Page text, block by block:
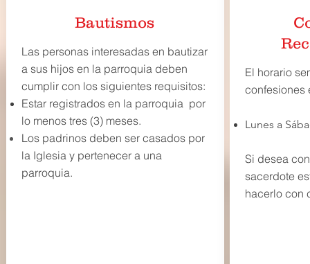
Bautismos
Las personas interesadas en bautizar
a sus hijos en la parroquia deben
cumplir con los siguientes requisitos:
Estar registrados en la parroquia por
lo menos tres (3) meses.
Los padrinos deben ser casados por
la Iglesia y pertenecer a una
parroquia.
El horario
confesiones
Lunes a
Si desea
sacerdote
hacerlo con